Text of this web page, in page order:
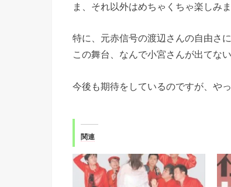
ま、それ以外はめちゃくちゃ楽しみま
特に、元赤信号の渡辺さんの自由さ
この舞台、なんで小宮さんが出てな
今後も期待をしているのですが、や
関連